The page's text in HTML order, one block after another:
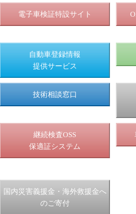
電子車検証特設サイト
自動車登録情報
提供サービス
技術相談窓口
継続検査OSS
保適証システム
国内災害義援金・海外救援金へ
のご寄付